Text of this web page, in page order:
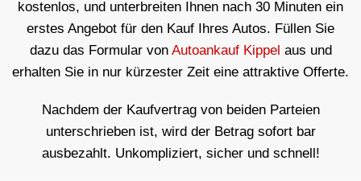
kostenlos, und unterbreiten Ihnen nach 30 Minuten ein
erstes Angebot für den Kauf Ihres Autos. Füllen Sie
dazu das Formular von Autoankauf Kippel aus und
erhalten Sie in nur kürzester Zeit eine attraktive Offerte.
Nachdem der Kaufvertrag von beiden Parteien
unterschrieben ist, wird der Betrag sofort bar
ausbezahlt. Unkompliziert, sicher und schnell!